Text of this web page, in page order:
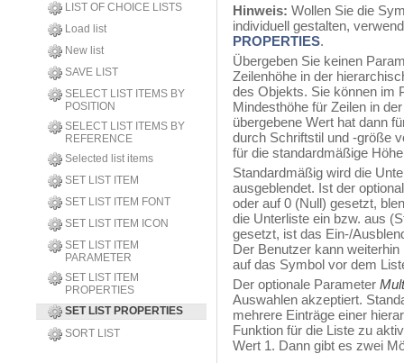
LIST OF CHOICE LISTS
Load list
New list
SAVE LIST
SELECT LIST ITEMS BY
POSITION
SELECT LIST ITEMS BY
REFERENCE
Selected list items
SET LIST ITEM
SET LIST ITEM FONT
SET LIST ITEM ICON
SET LIST ITEM
PARAMETER
SET LIST ITEM
PROPERTIES
SET LIST PROPERTIES
SORT LIST
Hinweis: Wollen Sie die
individuell gestalten,
PROPERTIES.
Übergeben Sie keinen
Zeilenhöhe in der
des Objekts. Sie können im
Mindesthöhe für Zeilen in
übergebene Wert hat dann
durch Schriftstil und -größe
für die standardmäßige
Standardmäßig wird die
ausgeblendet. Ist der
oder auf 0 (Null) gesetzt,
die Unterliste ein bzw. aus
gesetzt, ist das Ein-/
Der Benutzer kann
auf das Symbol vor dem
Der optionale Parameter
Auswahlen akzeptiert.
mehrere Einträge einer
Funktion für die Liste zu
Wert 1. Dann gibt es zwei